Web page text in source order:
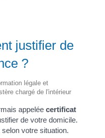
justifier de
?
légale et
chargé de l'intérieur
appeléecertificat
de votre domicile.
votre situation.